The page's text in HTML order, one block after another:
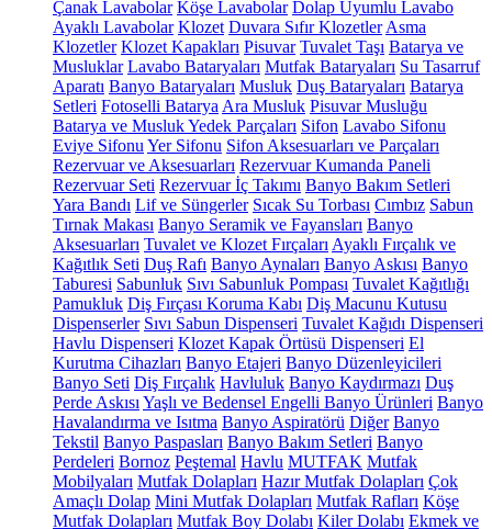
Çanak Lavabolar Köşe Lavabolar Dolap Uyumlu Lavabo
Ayaklı Lavabolar Klozet Duvara Sıfır Klozetler Asma
Klozetler Klozet Kapakları Pisuvar Tuvalet Taşı Batarya ve
Musluklar Lavabo Bataryaları Mutfak Bataryaları Su Tasarruf
Aparatı Banyo Bataryaları Musluk Duş Bataryaları Batarya
Setleri Fotoselli Batarya Ara Musluk Pisuvar Musluğu
Batarya ve Musluk Yedek Parçaları Sifon Lavabo Sifonu
Eviye Sifonu Yer Sifonu Sifon Aksesuarları ve Parçaları
Rezervuar ve Aksesuarları Rezervuar Kumanda Paneli
Rezervuar Seti Rezervuar İç Takımı Banyo Bakım Setleri
Yara Bandı Lif ve Süngerler Sıcak Su Torbası Cımbız Sabun
Tırnak Makası Banyo Seramik ve Fayansları Banyo
Aksesuarları Tuvalet ve Klozet Fırçaları Ayaklı Fırçalık ve
Kağıtlık Seti Duş Rafı Banyo Aynaları Banyo Askısı Banyo
Taburesi Sabunluk Sıvı Sabunluk Pompası Tuvalet Kağıtlığı
Pamukluk Diş Fırçası Koruma Kabı Diş Macunu Kutusu
Dispenserler Sıvı Sabun Dispenseri Tuvalet Kağıdı Dispenseri
Havlu Dispenseri Klozet Kapak Örtüsü Dispenseri El
Kurutma Cihazları Banyo Etajeri Banyo Düzenleyicileri
Banyo Seti Diş Fırçalık Havluluk Banyo Kaydırmazı Duş
Perde Askısı Yaşlı ve Bedensel Engelli Banyo Ürünleri Banyo
Havalandırma ve Isıtma Banyo Aspiratörü Diğer Banyo
Tekstil Banyo Paspasları Banyo Bakım Setleri Banyo
Perdeleri Bornoz Peştemal Havlu MUTFAK Mutfak
Mobilyaları Mutfak Dolapları Hazır Mutfak Dolapları Çok
Amaçlı Dolap Mini Mutfak Dolapları Mutfak Rafları Köşe
Mutfak Dolapları Mutfak Boy Dolabı Kiler Dolabı Ekmek ve